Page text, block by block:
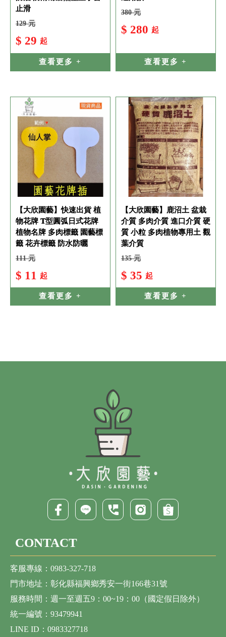
止滑
129 元
$ 29 起
查看更多 +
380 元
$ 280 起
查看更多 +
【大欣園藝】快速出貨 植
物花牌 T型圓弧日式花牌
植物名牌 多肉標籤 園藝標
籤 花卉標籤 防水防曬
111 元
$ 11 起
查看更多 +
【大欣園藝】鹿沼土 盆栽
介質 多肉介質 進口介質 硬
質 小粒 多肉植物專用土 觀
葉介質
135 元
$ 35 起
查看更多 +
CONTACT
客服專線：0983-327-718
門市地址：彰化縣福興鄉秀安一街166巷31號
服務時間：週一至週五9：00~19：00（國定假日除外）
統一編號：93479941
LINE ID：0983327718